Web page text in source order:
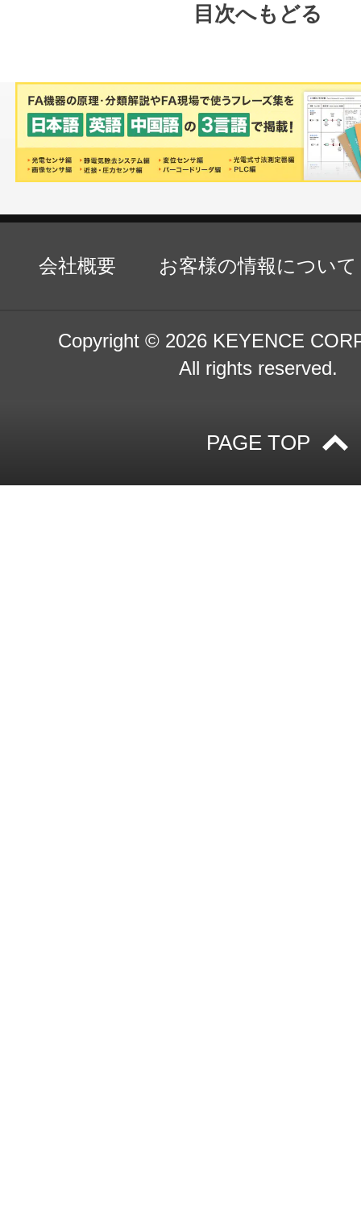
目次へもどる
会社概要 お客様の情報について
Copyright © 2026 KEYENCE
All rights reserved.
PAGE TOP